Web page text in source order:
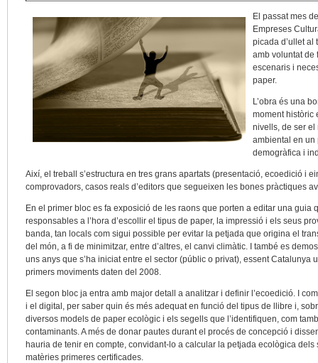
El passat mes
Empreses
picada d’ullet al
amb voluntat de
escenaris i
paper.
L’obra és una
moment històric
nivells, de ser el
ambiental en un
demogràfica i
Així, el treball s’estructura en tres grans apartats (presentació, ecoedició i
comprovadors, casos reals d’editors que segueixen les bones pràctiques
En el primer bloc es fa exposició de les raons que porten a editar una guia
responsables a l’hora d’escollir el tipus de paper, la impressió i els seus
banda, tan locals com sigui possible per evitar la petjada que origina el
del món, a fi de minimitzar, entre d’altres, el canvi climàtic. I també es
uns anys que s’ha iniciat entre el sector (públic o privat), essent Catalunya
primers moviments daten del 2008.
El segon bloc ja entra amb major detall a analitzar i definir l’ecoedició. I
i el digital, per saber quin és més adequat en funció del tipus de llibre i,
diversos models de paper ecològic i els segells que l’identifiquen, com
contaminants. A més de donar pautes durant el procés de concepció i
hauria de tenir en compte, convidant-lo a calcular la petjada ecològica
matèries primeres certificades.